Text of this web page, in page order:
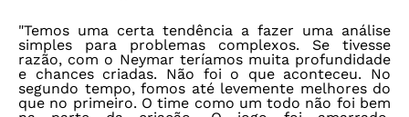
"Temos uma certa tendência a fazer uma análise
simples para problemas complexos. Se tivesse
razão, com o Neymar teríamos muita profundidade
e chances criadas. Não foi o que aconteceu. No
segundo tempo, fomos até levemente melhores do
que no primeiro. O time como um todo não foi bem